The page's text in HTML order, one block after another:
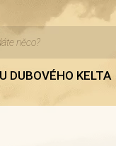
DUBOVÉHO KELTA